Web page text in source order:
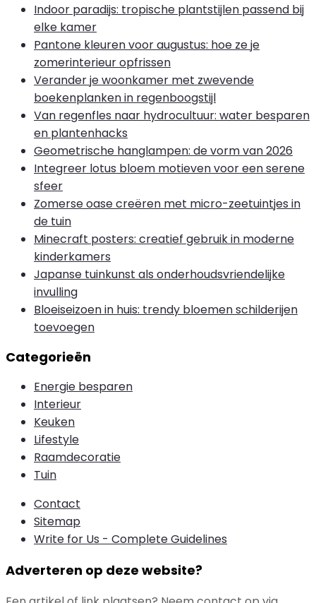
Indoor paradijs: tropische plantstijlen passend bij
elke kamer
Pantone kleuren voor augustus: hoe ze je
zomerinterieur opfrissen
Verander je woonkamer met zwevende
boekenplanken in regenboogstijl
Van regenfles naar hydrocultuur: water besparen
en plantenhacks
Geometrische hanglampen: de vorm van 2026
Integreer lotus bloem motieven voor een serene
sfeer
Zomerse oase creëren met micro-zeetuintjes in
de tuin
Minecraft posters: creatief gebruik in moderne
kinderkamers
Japanse tuinkunst als onderhoudsvriendelijke
invulling
Bloeiseizoen in huis: trendy bloemen schilderijen
toevoegen
Categorieën
Energie besparen
Interieur
Keuken
Lifestyle
Raamdecoratie
Tuin
Contact
Sitemap
Write for Us - Complete Guidelines
Adverteren op deze website?